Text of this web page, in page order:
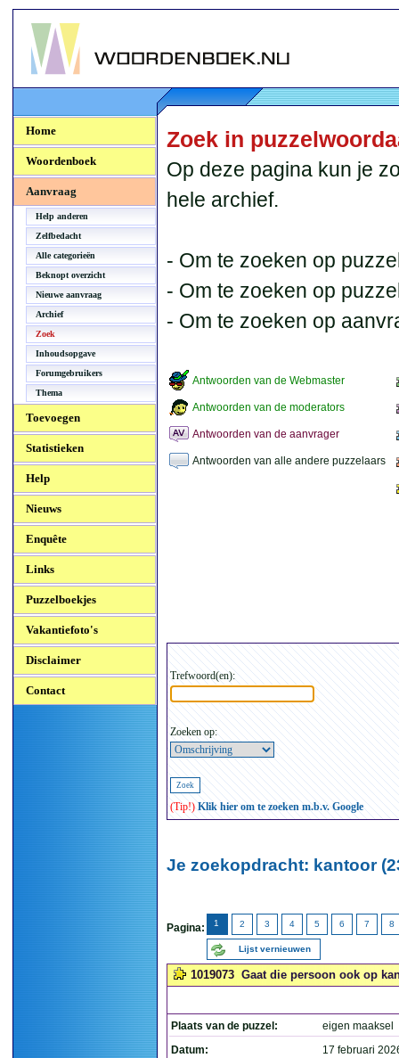
Woordenboek.NU
Home
Woordenboek
Aanvraag
Help anderen
Zelfbedacht
Alle categorieën
Beknopt overzicht
Nieuwe aanvraag
Archief
Zoek
Inhoudsopgave
Forumgebruikers
Thema
Toevoegen
Statistieken
Help
Nieuws
Enquête
Links
Puzzelboekjes
Vakantiefoto's
Disclaimer
Contact
Zoek in
Op deze pagina kun je
hele archief.
- Om te zoeken op
- Om te zoeken op
- Om te zoeken op
Antwoorden van de Webmaster
Antwoorden van de moderators
Antwoorden van de aanvrager
Antwoorden van alle andere puzzelaars
Trefwoord(en):
Zoeken op:
(Tip!) Klik hier om te zoeken m.b.v. Google
Je zoekopdracht: kantoor
Pagina: 1 2 3 4 5 6 7 8
Lijst vernieuwen
1019073 Gaat die persoon ook op
Plaats van de puzzel:
eigen maaksel
Datum:
17 februari